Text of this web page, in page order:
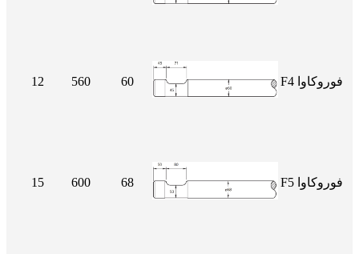
فوروكاوا F4 60
560
12
فوروكاوا F5 68
600
15